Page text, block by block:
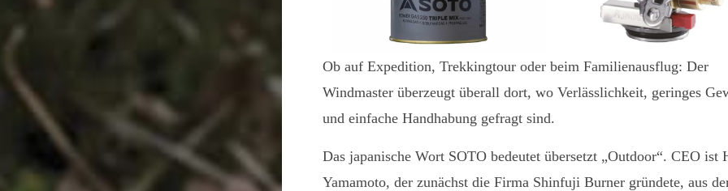
Ob auf Expedition, Trekkingtour oder beim Familienausflug: Der
Windmaster überzeugt überall dort, wo Verlässlichkeit, geringes
und einfache Handhabung gefragt sind.
Das japanische Wort SOTO bedeutet übersetzt „Outdoor“. CEO ist
Yamamoto, der zunächst die Firma Shinfuji Burner gründete, aus